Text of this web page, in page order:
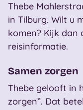
Thebe
in Tilburg. Wilt u
komen? Kijk dan
reisinformatie.
Samen zorgen
Thebe gelooft in
zorgen”. Dat